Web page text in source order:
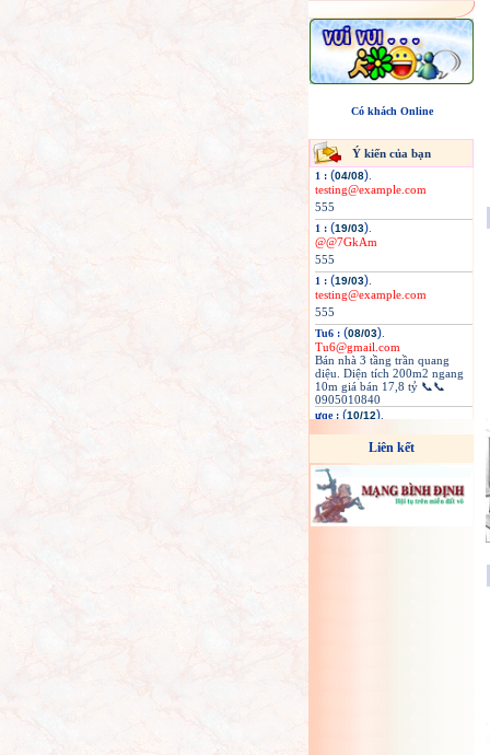
Có khách Online
Ý kiến của bạn
1 : (04/08)
testing@example.com
555
1 : (19/03)
@@7GkAm
555
1 : (19/03)
testing@example.com
555
Tu6 : (08/03)
Tu6@gmail.com
Bán nhà 3 tầng trần quang
diệu. Diện tích 200m2 ngang
10m giá bán 17,8 tỷ 📞📞
0905010840
ưqe : (10/12)
BÁN 16 LÔ ĐẤT MẶT TIỀN
GARA QUYỀN 235 ĐƯỜNG
TÂY SƠN, P. QUANG
TRUNG, TP. QUY NHƠN SP1
🌹100m2 ngang 5m có 5 lô
liền kề 🔥giá 2,780 tỷ ❤️
đường 14m vỉa hè 3m 🌹Sơn:
Liên kết